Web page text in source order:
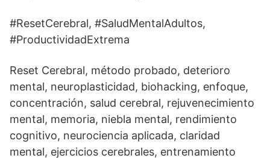
#ResetCerebral, #SaludMentalAdultos,
#ProductividadExtrema
Reset Cerebral, método probado, deterioro
mental, neuroplasticidad, biohacking, enfoque,
concentración, salud cerebral, rejuvenecimiento
mental, memoria, niebla mental, rendimiento
cognitivo, neurociencia aplicada, claridad
mental, ejercicios cerebrales, entrenamiento